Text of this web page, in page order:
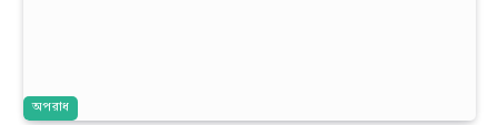
অপরাধ